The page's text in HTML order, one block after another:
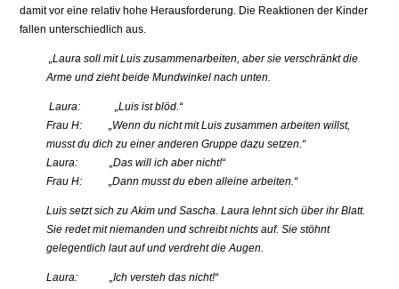
damit vor eine relativ hohe Herausforderung. Die Reaktionen der Kinder
fallen unterschiedlich aus.
„Laura soll mit Luis zusammenarbeiten, aber sie verschränkt die
Arme und zieht beide Mundwinkel nach unten.
Laura: „Luis ist blöd.“
Frau H: „Wenn du nicht mit Luis zusammen arbeiten willst,
musst du dich zu einer anderen Gruppe dazu setzen.“
Laura: „Das will ich aber nicht!“
Frau H: „Dann musst du eben alleine arbeiten.“
Luis setzt sich zu Akim und Sascha. Laura lehnt sich über ihr Blatt.
Sie redet mit niemanden und schreibt nichts auf. Sie stöhnt
gelegentlich laut auf und verdreht die Augen.
Laura: „Ich versteh das nicht!“